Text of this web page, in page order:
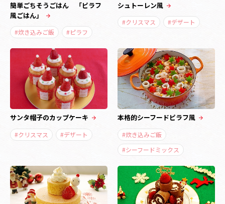
簡単ごちそうごはん 「ピラフ
風ごはん」
#炊き込みご飯 #ピラフ
シュトーレン風
#クリスマス #デザート
サンタ帽子のカップケーキ
#クリスマス #デザート
本格的シーフードピラフ風
#炊き込みご飯
#シーフードミックス